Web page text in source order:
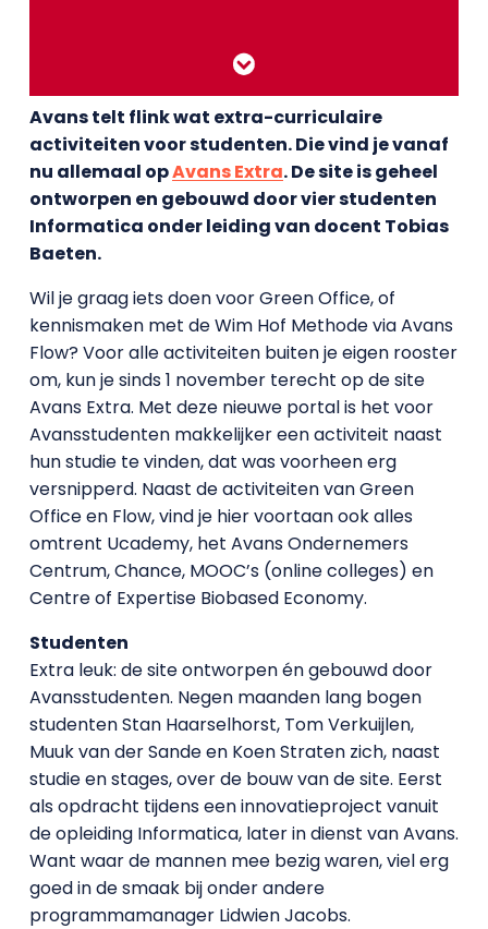
Avans telt flink wat extra-curriculaire
activiteiten voor studenten. Die vind je vanaf
nu allemaal opAvans Extra. De site is geheel
ontworpen en gebouwd door vier studenten
Informatica onder leiding van docent Tobias
Baeten.
Wil je graag iets doen voor Green Office, of
kennismaken met de Wim Hof Methode via Avans
Flow? Voor alle activiteiten buiten je eigen rooster
om, kun je sinds 1 november terecht op de site
Avans Extra. Met deze nieuwe portal is het voor
Avansstudenten makkelijker een activiteit naast
hun studie te vinden, dat was voorheen erg
versnipperd. Naast de activiteiten van Green
Office en Flow, vind je hier voortaan ook alles
omtrent Ucademy, het Avans Ondernemers
Centrum, Chance, MOOC’s (online colleges) en
Centre of Expertise Biobased Economy.
Studenten
Extra leuk: de site ontworpen én gebouwd door
Avansstudenten. Negen maanden lang bogen
studenten Stan Haarselhorst, Tom Verkuijlen,
Muuk van der Sande en Koen Straten zich, naast
studie en stages, over de bouw van de site. Eerst
als opdracht tijdens een innovatieproject vanuit
de opleiding Informatica, later in dienst van Avans.
Want waar de mannen mee bezig waren, viel erg
goed in de smaak bij onder andere
programmamanager Lidwien Jacobs.